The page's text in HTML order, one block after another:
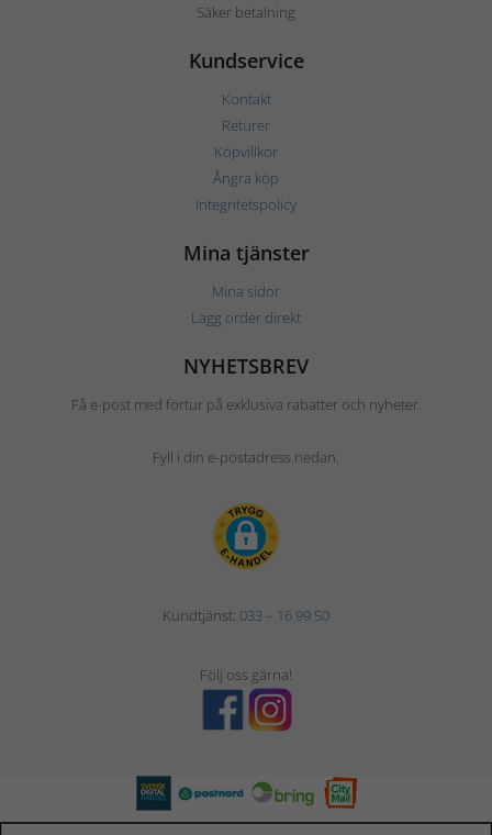
Säker betalning
Kundservice
Kontakt
Returer
Köpvillkor
Ångra köp
Integritetspolicy
Mina tjänster
Mina sidor
Lägg order direkt
NYHETSBREV
Få e-post med förtur på exklusiva rabatter och nyheter.
Fyll i din e-postadress nedan.
Kundtjänst: 033 – 16 99 50
Följ oss gärna!